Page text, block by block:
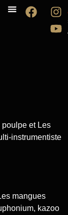
et Les
instrumentiste
mangues
kazoo